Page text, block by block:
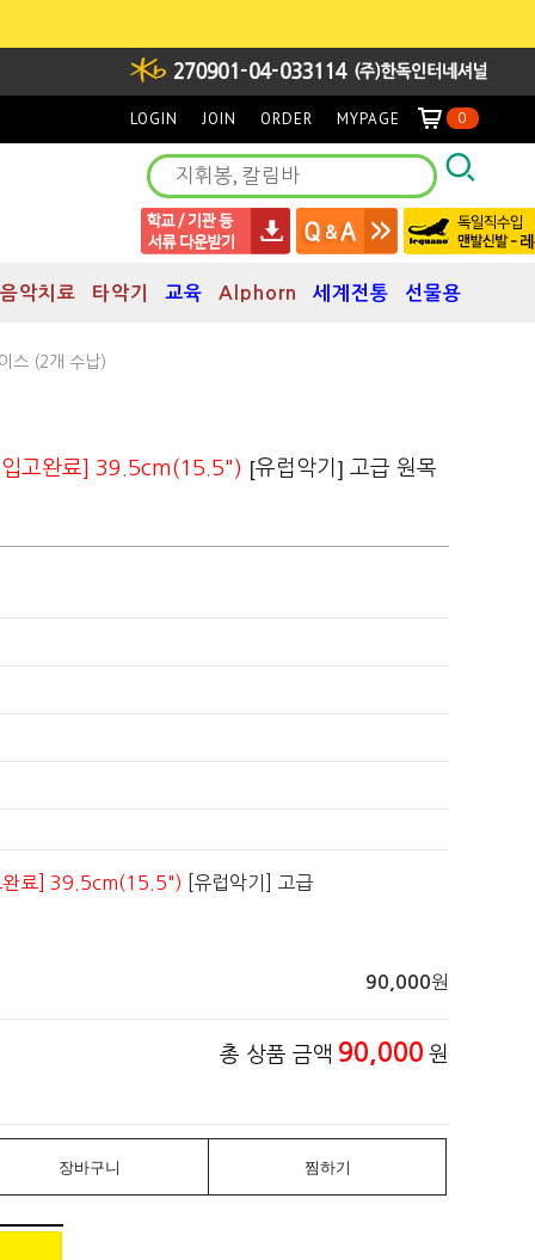
LOGIN JOIN ORDER MYPAGE 0
음악치료 타악기 교육 Alphorn 세계전통 선물용
스 (2개 수납)
고완료] 39.5cm(15.5") [유럽악기] 고급 원목
완료] 39.5cm(15.5") [유럽악기] 고급
90,000원
총 상품 금액 90,000 원
장바구니 찜하기